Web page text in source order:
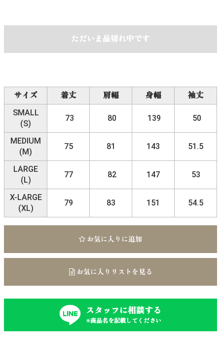
ただいま品切れ中です
サイズ 着丈 肩幅 身幅
袖丈
SMALL
(S)
73 80 139 50
MEDIUM
(M)
75 81 143 51.5
LARGE
(L)
77 82 147 53
X-LARGE
(XL)
79 83 151 54.5
お気に入りに追加
お気に入りリストを見る
スタッフに相談する
※商品名を記載してください